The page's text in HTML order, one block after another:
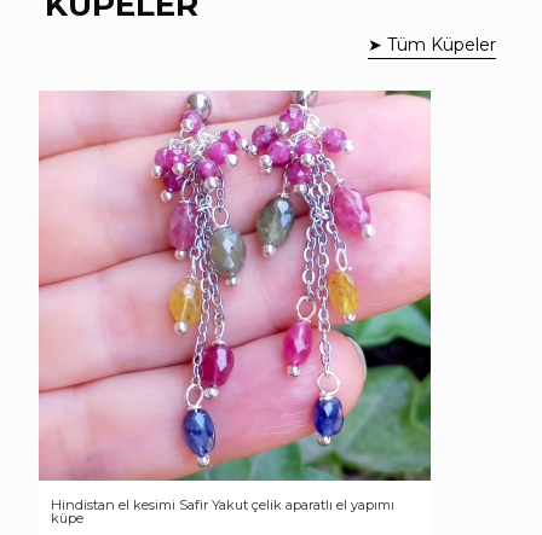
➤ Tüm Küpeler
Hindistan el kesimi Safir Yakut çelik aparatlı el yapımı
küpe